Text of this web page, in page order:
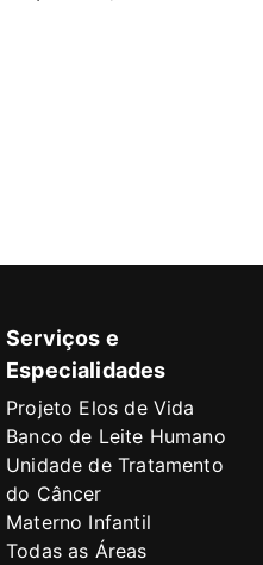
Serviços e
Especialidades
Projeto Elos de Vida
Banco de Leite Humano
Unidade de Tratamento
do Câncer
Materno Infantil
Todas as Áreas